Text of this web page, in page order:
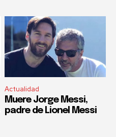
Actualidad
Muere Jorge Messi,
padre de Lionel Messi